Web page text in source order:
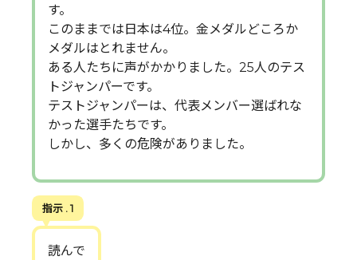
す。
このままでは日本は4位。金メダルどころか
メダルはとれません。
ある人たちに声がかかりました。25人のテス
トジャンパーです。
テストジャンパーは、代表メンバー選ばれな
かった選手たちです。
しかし、多くの危険がありました。
指示 . 1
読んで